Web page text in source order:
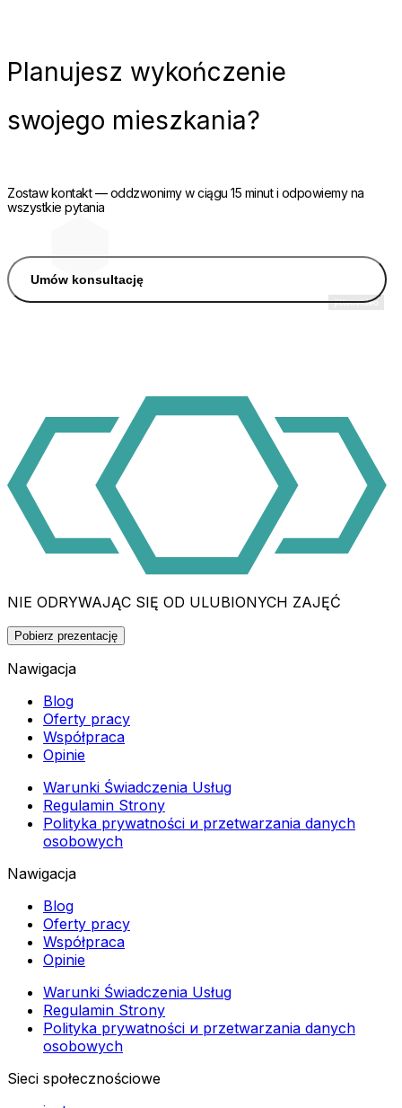
Planujesz wykończenie
swojego mieszkania?
Zostaw kontakt — oddzwonimy w ciągu 15 minut i odpowiemy na
wszystkie pytania
Umów konsultację
NIE ODRYWAJĄC SIĘ OD ULUBIONYCH ZAJĘĆ
Pobierz prezentację
Nawigacja
Blog
Oferty pracy
Współpraca
Opinie
Warunki Świadczenia Usług
Regulamin Strony
Polityka prywatności и przetwarzania danych
osobowych
Nawigacja
Blog
Oferty pracy
Współpraca
Opinie
Warunki Świadczenia Usług
Regulamin Strony
Polityka prywatności и przetwarzania danych
osobowych
Sieci społecznościowe